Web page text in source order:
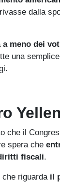
dalla
meno dei
una
che il
spera che
fiscali.
che riguarda il